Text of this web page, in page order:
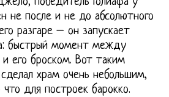
не после и не до абсолютного
разгаре – он запускает
быстрый момент между
его броском. Вот таким
храм очень небольшим,
для построек барокко.